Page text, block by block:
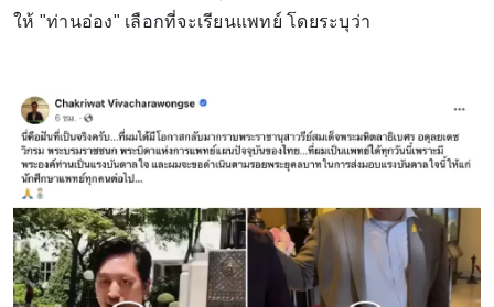
ให้ "ท่านอ่อง" เลือกที่จะเรียนแพทย์ โดยระบุว่า